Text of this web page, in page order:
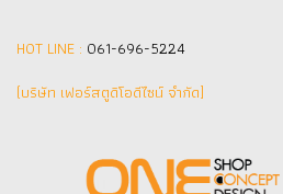
HOT LINE : 061-696-5224
(บริษัท เฟอร์สตูดิโอดีไซน์ จำกัด]